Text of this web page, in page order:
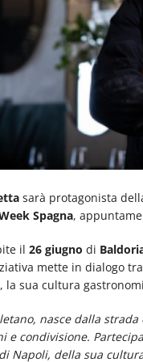
sarà protagonista
Spagna,
il 26 giugno di
mette in dialogo
, la sua cultura
nasce dalla
e condivisione.
Napoli, della sua